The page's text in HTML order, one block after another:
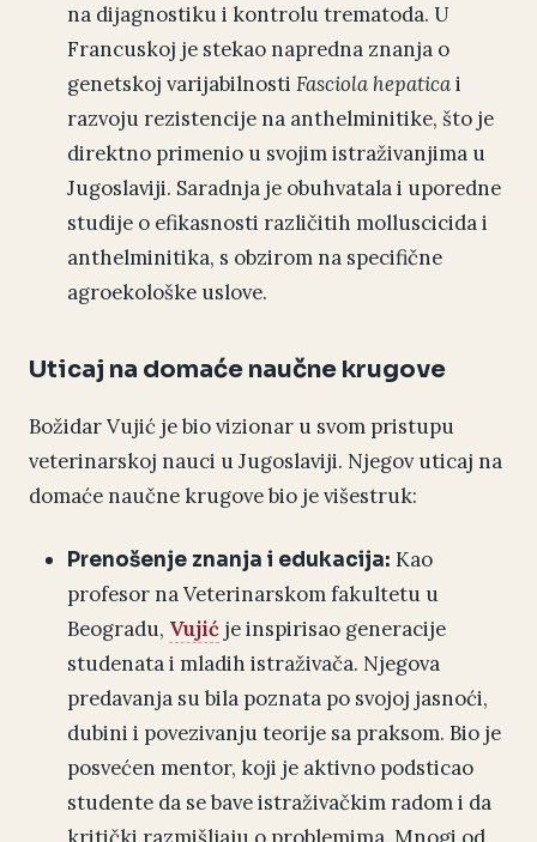
na dijagnostiku i kontrolu trematoda. U
Francuskoj je stekao napredna znanja o
genetskoj varijabilnosti Fasciola hepaticai
razvoju rezistencije na anthelminitike, što je
direktno primenio u svojim istraživanjima u
Jugoslaviji. Saradnja je obuhvatala i uporedne
studije o efikasnosti različitih molluscicida i
anthelminitika, s obzirom na specifične
agroekološke uslove.
Uticaj na domaće naučne krugove
Božidar Vujić je bio vizionar u svom pristupu
veterinarskoj nauci u Jugoslaviji. Njegov uticaj na
domaće naučne krugove bio je višestruk:
Prenošenje znanja i edukacija: Kao
profesor na Veterinarskom fakultetu u
Beogradu, Vujić je inspirisao generacije
studenata i mladih istraživača. Njegova
predavanja su bila poznata po svojoj jasnoći,
dubini i povezivanju teorije sa praksom. Bio je
posvećen mentor, koji je aktivno podsticao
studente da se bave istraživačkim radom i da